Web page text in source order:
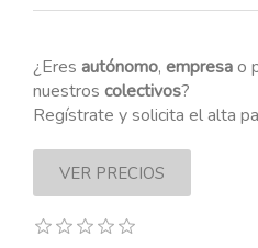
¿Eres autónomo, empresao
nuestros colectivos?
Regístrate y solicita el alta